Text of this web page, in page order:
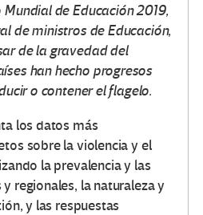
de Educación 2019,
de ministros de Educación,
de la gravedad del
han hecho progresos
o contener el flagelo.
los datos más
sobre la violencia y el
la prevalencia y las
regionales, la naturaleza y
y las respuestas